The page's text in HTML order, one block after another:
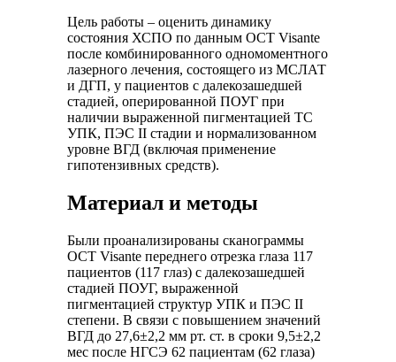
Цель работы – оценить динамику
состояния ХСПО по данным ОСТ Visante
после комбинированного одномоментного
лазерного лечения, состоящего из МСЛАТ
и ДГП, у пациентов с далекозашедшей
стадией, оперированной ПОУГ при
наличии выраженной пигментацией ТС
УПК, ПЭС II стадии и нормализованном
уровне ВГД (включая применение
гипотензивных средств).
Материал и методы
Были проанализированы сканограммы
OCT Visante переднего отрезка глаза 117
пациентов (117 глаз) с далекозашедшей
стадией ПОУГ, выраженной
пигментацией структур УПК и ПЭС II
степени. В связи с повышением значений
ВГД до 27,6±2,2 мм рт. ст. в сроки 9,5±2,2
мес после НГСЭ 62 пациентам (62 глаза)